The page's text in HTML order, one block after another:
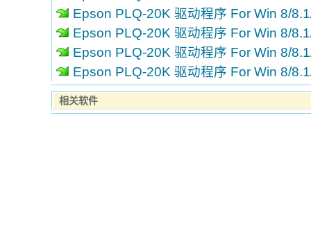
Epson PLQ-20K 驱动程序 For Win 8/
Epson PLQ-20K 驱动程序 For Win 8/
Epson PLQ-20K 驱动程序 For Win 8/
Epson PLQ-20K 驱动程序 For Win 8/
相关软件